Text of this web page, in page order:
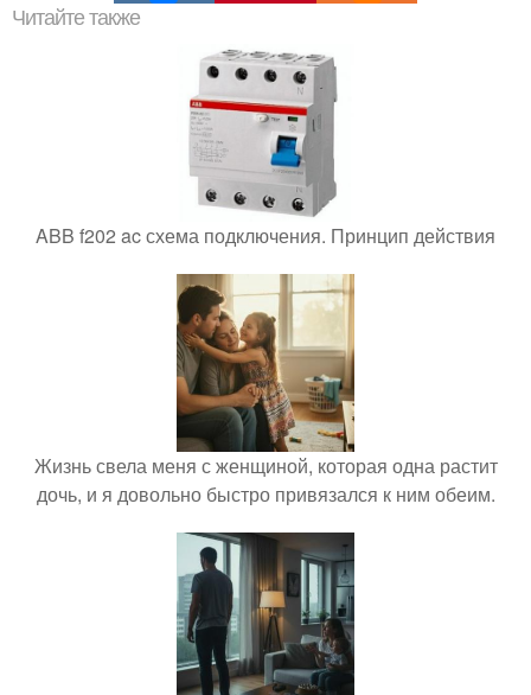
Читайте также
ABB f202 ac схема подключения. Принцип действия
Жизнь свела меня с женщиной, которая одна растит
дочь, и я довольно быстро привязался к ним обеим.